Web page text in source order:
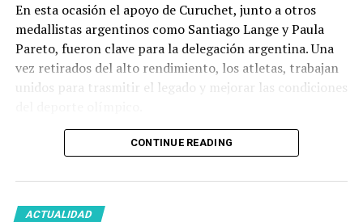
En esta ocasión el apoyo de Curuchet, junto a otros
medallistas argentinos como Santiago Lange y Paula
Pareto, fueron clave para la delegación argentina. Una
vez retirados del alto rendimiento, los atletas, trabajan
unidos para trasmitir el legado y mejorar las condiciones
CONTINUE READING
ACTUALIDAD